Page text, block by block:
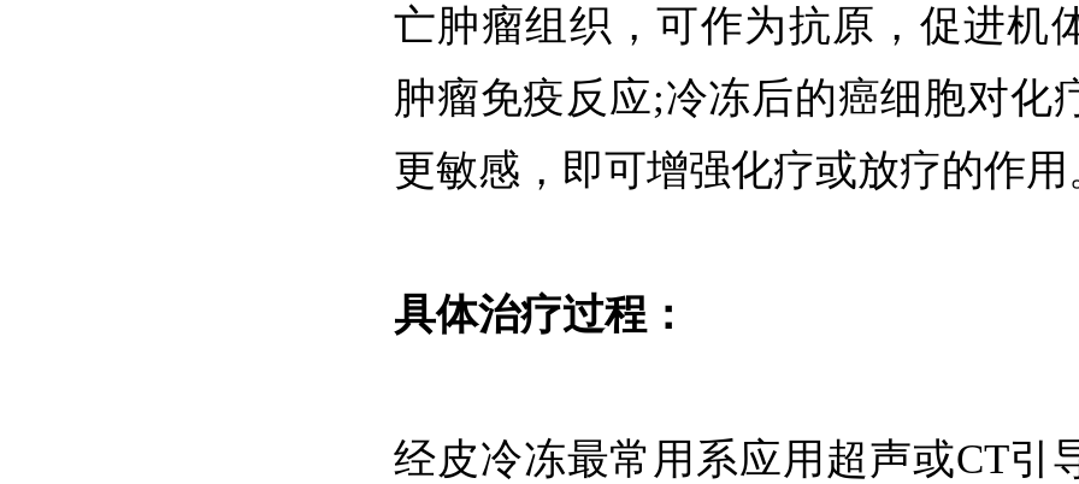
亡肿瘤组织，可作为抗原，促进机
肿瘤免疫反应;冷冻后的癌细胞对化
更敏感，即可增强化疗或放疗的作用
具体治疗过程：
经皮冷冻最常用系应用超声或CT引